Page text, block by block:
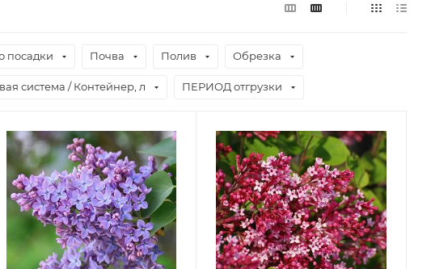
посадки Почва Полив Обрезка
система / Контейнер, л ПЕРИОД отгрузки